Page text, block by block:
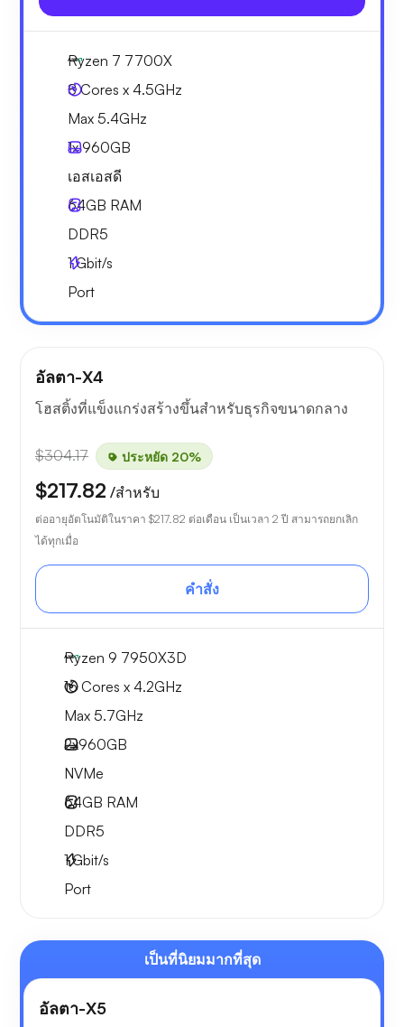
Ryzen 7 7700X
8 Cores x 4.5GHz
Max 5.4GHz
1x960GB
เอสเอสดี
64GB RAM
DDR5
1Gbit/s
Port
อัลตา-X4
โฮสติ้งที่แข็งแกร่งสร้างขึ้นสำหรับธุรกิจขนาดกลาง
$304.17 ประหยัด 20%
$217.82 /สำหรับ
ต่ออายุอัตโนมัติในราคา $217.82 ต่อเดือน เป็นเวลา 2 ปี สามารถยกเลิก
ได้ทุกเมื่อ
คำสั่ง
Ryzen 9 7950X3D
16 Cores x 4.2GHz
Max 5.7GHz
2x960GB
NVMe
64GB RAM
DDR5
1Gbit/s
Port
เป็นที่นิยมมากที่สุด
อัลตา-X5